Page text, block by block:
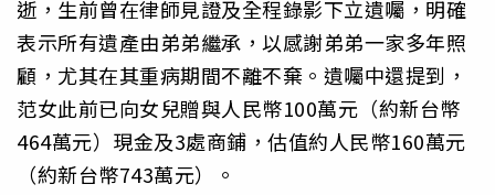
逝，生前曾在律師見證及全程錄影下立遺囑，明確
表示所有遺產由弟弟繼承，以感謝弟弟一家多年照
顧，尤其在其重病期間不離不棄。遺囑中還提到，
范女此前已向女兒贈與人民幣100萬元（約新台幣
464萬元）現金及3處商鋪，估值約人民幣160萬元
（約新台幣743萬元）。